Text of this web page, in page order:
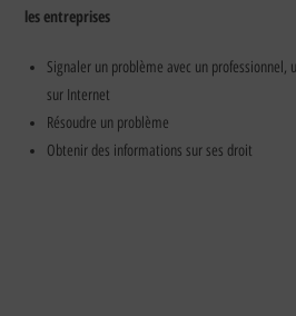
les entreprises
Signaler un problème avec un professionnel,
sur Internet
Résoudre un problème
Obtenir des informations sur ses droit